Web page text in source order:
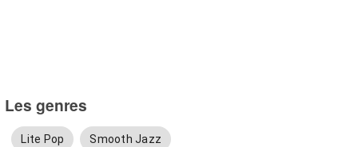
Les genres
Lite Pop Smooth Jazz